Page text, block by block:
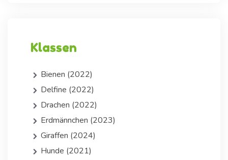
Klassen
Bienen (2022)
Delfine (2022)
Drachen (2022)
Erdmännchen (2023)
Giraffen (2024)
Hunde (2021)